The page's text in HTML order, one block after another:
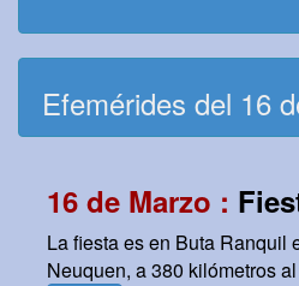
Efemérides del 16
16 de Marzo :
La fiesta es en Buta Ranquil
Neuquen, a 380 kilómetros